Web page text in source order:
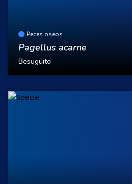
Peces oseos
Pagellus acarne
Besuguito